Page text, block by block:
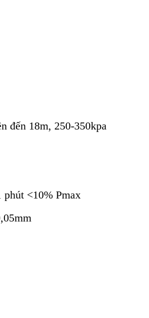
đến 18m, 250-350kpa
<10% Pmax